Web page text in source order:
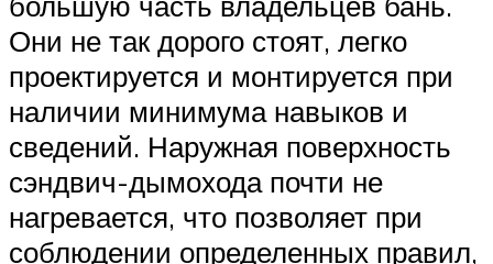
Они не так дорого стоят, легко
проектируется и монтируется при
наличии минимума навыков и
сведений. Наружная поверхность
сэндвич-дымохода почти не
нагревается, что позволяет при
соблюдении определенных правил,